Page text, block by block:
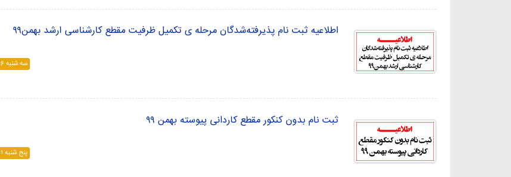
اطلاعیه ثبت نام پذیرفته‌شدگان مرحله ی تکمیل ظرفیت مقطع کارشناسی ارشد بهمن۹۹
سه شنبه ۱۶ دي ۱۳۹۹
ثبت نام بدون کنکور مقطع کاردانی پیوسته بهمن ۹۹
پنج شنبه ۱۱ دي ۱۳۹۹